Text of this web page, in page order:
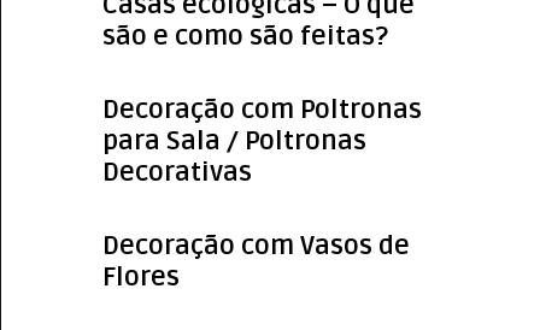
são e como são feitas?
Decoração com Poltronas
para Sala / Poltronas
Decorativas
Decoração com Vasos de
Flores